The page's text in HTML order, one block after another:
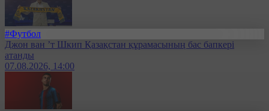
#Футбол
Джон ван ’т Шкип Қазақстан құрамасының бас бапкері
атанды
07.08.2026, 14:00